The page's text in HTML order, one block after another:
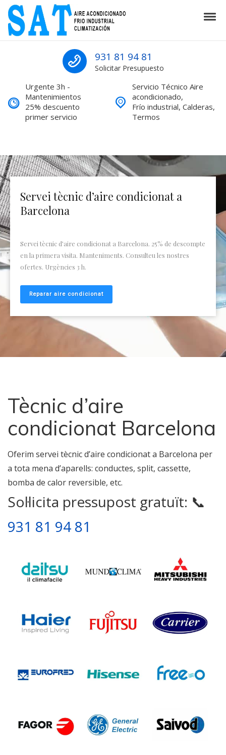
Skip to navigation
Skip to content
SAT Aire acondicionado Barcelona
SAT Aire acondicionado Barcelona Servicio Técnico
931 81 94 81
Solicitar Presupuesto
Urgente 3h -
Mantenimientos
25% descuento
primer servicio
Servicio Técnico Aire
acondicionado,
Frío industrial, Calderas,
Termos
Fred industrial
Frigoristes SAT
etc. en hotels, restaurants, bugaderies industrials,
supermercats i comerços. Som frigoristes autoritzats. Servei
urgent 3 h tot l’any.
Fred industrial
Tècnic d’aire
condicionat Barcelona
Oferim servei tècnic d’aire condicionat a Barcelona per
a tota mena d’aparells: conductes, split, cassette,
bomba de calor reversible, etc.
Sol·licita pressupost gratuït: 📞
931 81 94 81